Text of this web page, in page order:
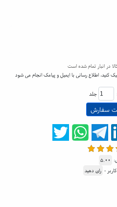
در انبار تمام شده است
کنید، اطلاع رسانی با ایمیل و پیامک انجام می شود
جلد
سفارش
۵.۰۰
کاربر - رای دهید